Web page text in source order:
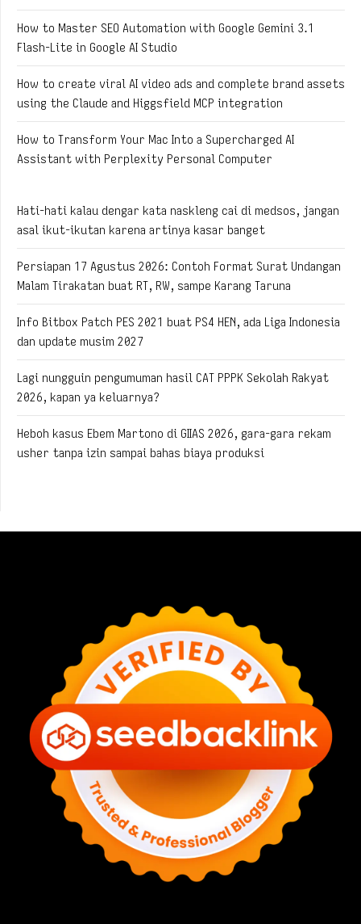
How to Master SEO Automation with Google Gemini 3.1
Flash-Lite in Google AI Studio
How to create viral AI video ads and complete brand assets
using the Claude and Higgsfield MCP integration
How to Transform Your Mac Into a Supercharged AI
Assistant with Perplexity Personal Computer
Hati-hati kalau dengar kata naskleng cai di medsos, jangan
asal ikut-ikutan karena artinya kasar banget
Persiapan 17 Agustus 2026: Contoh Format Surat Undangan
Malam Tirakatan buat RT, RW, sampe Karang Taruna
Info Bitbox Patch PES 2021 buat PS4 HEN, ada Liga Indonesia
dan update musim 2027
Lagi nungguin pengumuman hasil CAT PPPK Sekolah Rakyat
2026, kapan ya keluarnya?
Heboh kasus Ebem Martono di GIIAS 2026, gara-gara rekam
usher tanpa izin sampai bahas biaya produksi